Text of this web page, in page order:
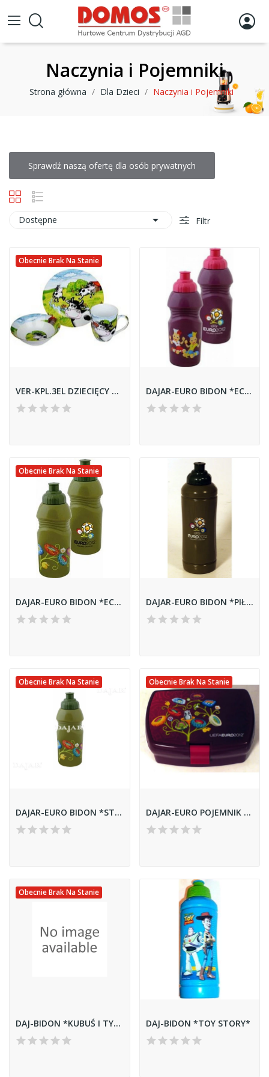
Naczynia i Pojemniki
Strona główna Dla Dzieci Naczynia i Pojemniki
Sprawdź naszą ofertę dla osób prywatnych
Dostępne  Filtr
Obecnie Brak Na Stanie
VER-KPL.3EL DZIECIĘCY PORCEL. DAJAR-EURO BIDON *ECO* MASKOTKI 65087
Obecnie Brak Na Stanie
DAJAR-EURO BIDON *ECO* STADIONY 65086 DAJAR-EURO BIDON *PIŁKA* 65104
Obecnie Brak Na Stanie
DAJAR-EURO BIDON *STADIONY* 65098
Obecnie Brak Na Stanie
DAJAR-EURO POJEMNIK ŚNIADANIOWY *STADIONY* 65099
Obecnie Brak Na Stanie
DAJ-BIDON *KUBUŚ I TYGRYS* DAJ-BIDON *TOY STORY*